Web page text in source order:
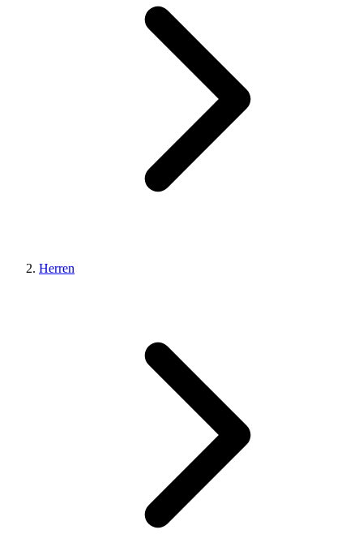
Herren